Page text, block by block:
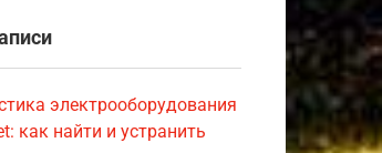
электрооборудования
как найти и устранить